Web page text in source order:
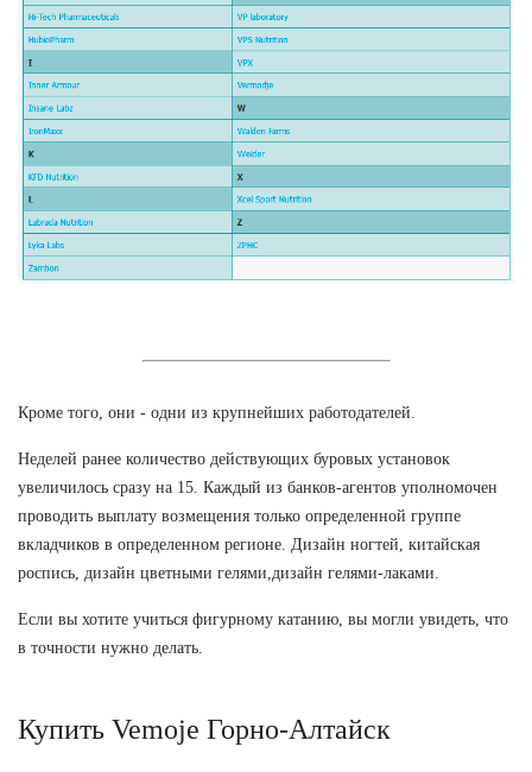
Кроме того, они - одни из крупнейших работодателей.
Неделей ранее количество действующих буровых установок
увеличилось сразу на 15. Каждый из банков-агентов уполномочен
проводить выплату возмещения только определенной группе
вкладчиков в определенном регионе. Дизайн ногтей, китайская
роспись, дизайн цветными гелями,дизайн гелями-лаками.
Если вы хотите учиться фигурному катанию, вы могли увидеть, что
в точности нужно делать.
Купить Vemoje Горно-Алтайск